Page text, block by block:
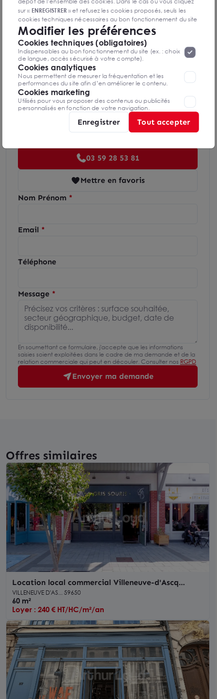
Indice d'émission de gaz à effet de serre
Diagnostics GES en cours de réalisation
César STEINDL
03 59 28 53 81
Mettre en favoris
Nom Prénom
Email
Téléphone
Message
En soumettant ce formulaire, j'accepte que les informations
saisies soient exploitées dans le cadre de ma demande et de la
relation commerciale qui peut en découler. Consulter nos RGPD
Envoyer ma demande
Offres similaires
Location local commercial Villeneuve-d'Ascq
vitrine sur axe passant
VILLENEUVE D'AS... 59650
60 m²
Loyer : 240 € HT/HC/m²/an
sur « ENREGISTRER» et refusez les cookies proposés, seuls les
cookies techniques nécessaires au bon fonctionnement du site
seront déposés. Pour plus d’informations, vous pouvez consulter
la page«Protection des données à caractère
personnel ».Lorsque vous naviguez sur notre site internet, il
peut être amenée à déposer des cookies. Vous avez la
possibilité de désactiver les cookies, ces réglages ne seront
valables que sur le navigateur que vous utilisez actuellement
Modifier les préférences
Cookies techniques (obligatoires)
Indispensables au bon fonctionnement du site (ex. : choix
de langue, accès sécurisé à votre compte).
Cookies analytiques
Nous permettent de mesurer la fréquentation et les
performances du site afin d’en améliorer le contenu.
Cookies marketing
Utilisés pour vous proposer des contenus ou publicités
personnalisés en fonction de votre navigation.
Enregistrer Tout accepter